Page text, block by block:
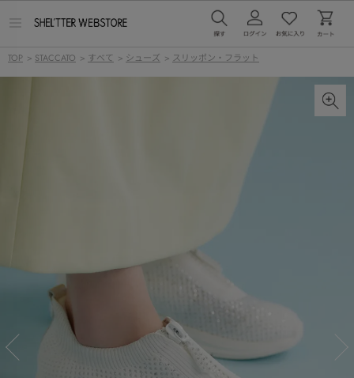
ー
を
TOP > STACCATO > すべて > シューズ > スリッポン・フラット